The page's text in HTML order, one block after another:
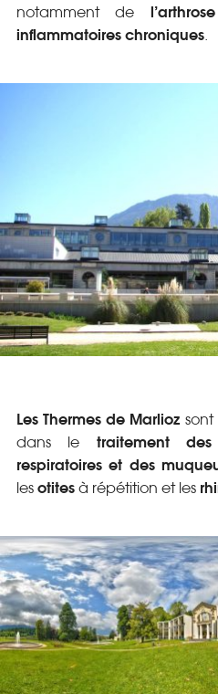
notamment de
inflammatoires chroniques.
Les Thermes de Marlioz
dans le traitement
respiratoires et des
les otitesà répétition et les